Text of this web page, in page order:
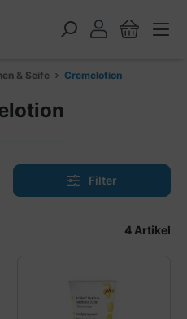
& Seife Cremelotion
Filter
4 Artikel